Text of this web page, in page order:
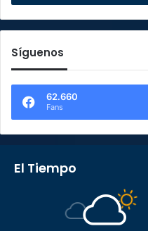
Síguenos
62.660
Fans
El Tiempo